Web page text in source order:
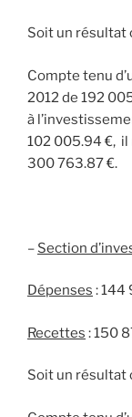
Soit un résultat
Compte tenu
2012 de 192
à
102 005.94 €,
300 763.87 €.
– Section
Dépenses : 144
Recettes : 150
Soit un résultat